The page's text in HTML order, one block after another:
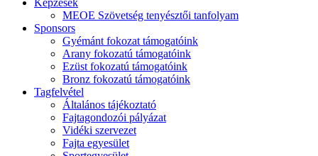
Képzések
MEOE Szövetség tenyésztői tanfolyam
Sponsors
Gyémánt fokozat támogatóink
Arany fokozatú támogatóink
Ezüst fokozatú támogatóink
Bronz fokozatú támogatóink
Tagfelvétel
Általános tájékoztató
Fajtagondozói pályázat
Vidéki szervezet
Fajta egyesület